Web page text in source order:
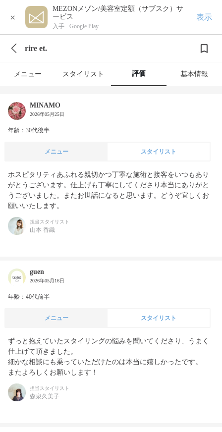
×
MEZONメゾン/美容室定額（サブスク）サ
ービス
入手 - Google Play
表示
rire et.
メニュー スタイリスト 評価 基本情報
MINAMO
2026年05月25日
年齢：30代後半
メニュー スタイリスト
ホスピタリティあふれる親切かつ丁寧な施術と接客をいつもあり
がとうございます。仕上げも丁寧にしてくださり本当にありがと
うございました。またお世話になると思います。どうぞ宜しくお
願いいたします。
担当スタイリスト
山本 香織
guen
2026年05月16日
年齢：40代前半
メニュー スタイリスト
ずっと抱えていたスタイリングの悩みを聞いてくださり、うまく
仕上げて頂きました。
細かな相談にも乗っていただけたのは本当に嬉しかったです。
担当スタイリスト
森泉久美子